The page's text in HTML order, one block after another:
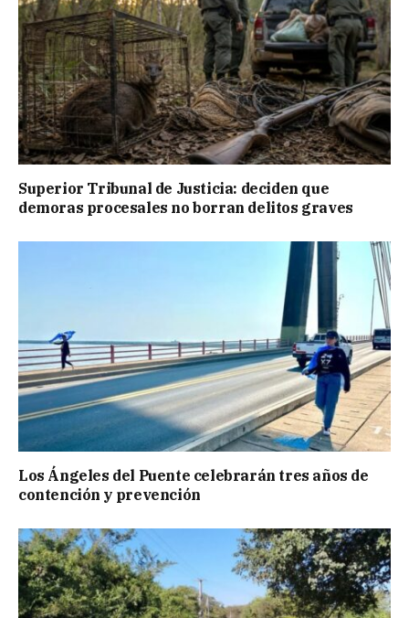
Superior Tribunal de Justicia: deciden que
demoras procesales no borran delitos graves
Los Ángeles del Puente celebrarán tres años de
contención y prevención